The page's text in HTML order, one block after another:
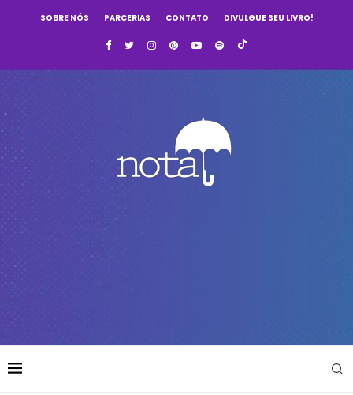
SOBRE NÓS PARCERIAS CONTATO DIVULGUE SEU LIVRO!